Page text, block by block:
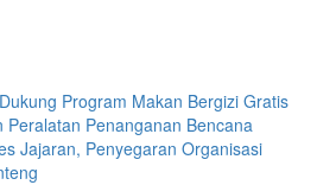
Program Makan Bergizi Gratis
Penanganan Bencana
Jajaran, Penyegaran Organisasi